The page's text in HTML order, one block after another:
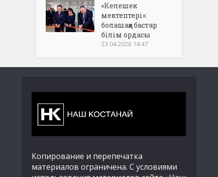
«Келешек
мектептері»:
болашаққа бастар
білім ордасы
23.04.2026 14:47
Копирование и перепечатка
материалов ограничена. С условиями